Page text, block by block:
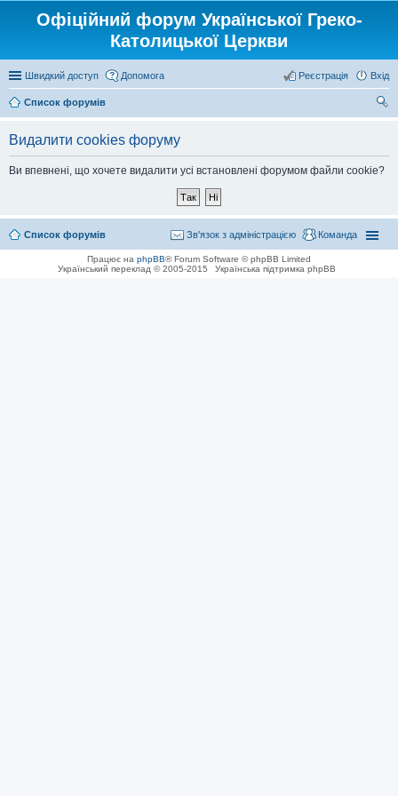
Офіційний форум Української Греко-
Католицької Церкви
Швидкий доступ Допомога Вхід
Реєстрація
Список форумів
Видалити cookies форуму
Ви впевнені, що хочете видалити усі встановлені форумом файли cookie?
Список форумів Команда
Зв'язок з адміністрацією
Працює на phpBB® Forum Software © phpBB Limited
Український переклад © 2005-2015
Українська підтримка phpBB